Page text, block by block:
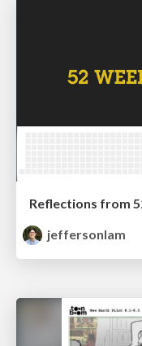
Reflections from
jeffersonlam